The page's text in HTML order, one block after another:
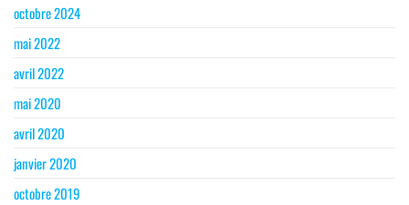
octobre 2024
mai 2022
avril 2022
mai 2020
avril 2020
janvier 2020
octobre 2019